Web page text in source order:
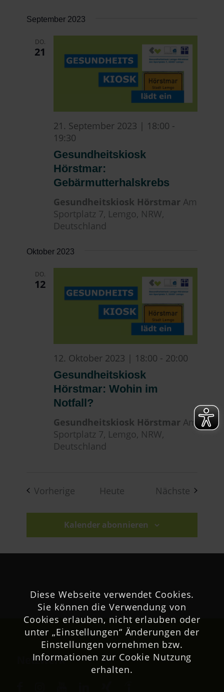
September 2023
DO.
21
Gesundheitskiosk
Hörstmar:
Gebärmutterhalskrebs
21. September 2023 | 18:00 -
19:30
Gesundheitskiosk Hörstmar Am
Sportplatz 7, Lemgo, NRW,
Deutschland
Oktober 2023
DO.
12
Gesundheitskiosk
Hörstmar: Wohin im
Notfall?
12. Oktober 2023 | 18:00 - 20:00
Gesundheitskiosk Hörstmar Am
Sportplatz 7, Lemgo, NRW,
Deutschland
Vorherige Veranstaltungen
Heute Nächste
Kalender abonnieren
Netzwerk
Diese Webseite verwendet Cookies.
Sie können die Verwendung von
Cookies erlauben, nicht erlauben oder
unter „Einstellungen“ Änderungen der
Einstellungen vornehmen bzw.
Informationen zur Cookie Nutzung
erhalten.